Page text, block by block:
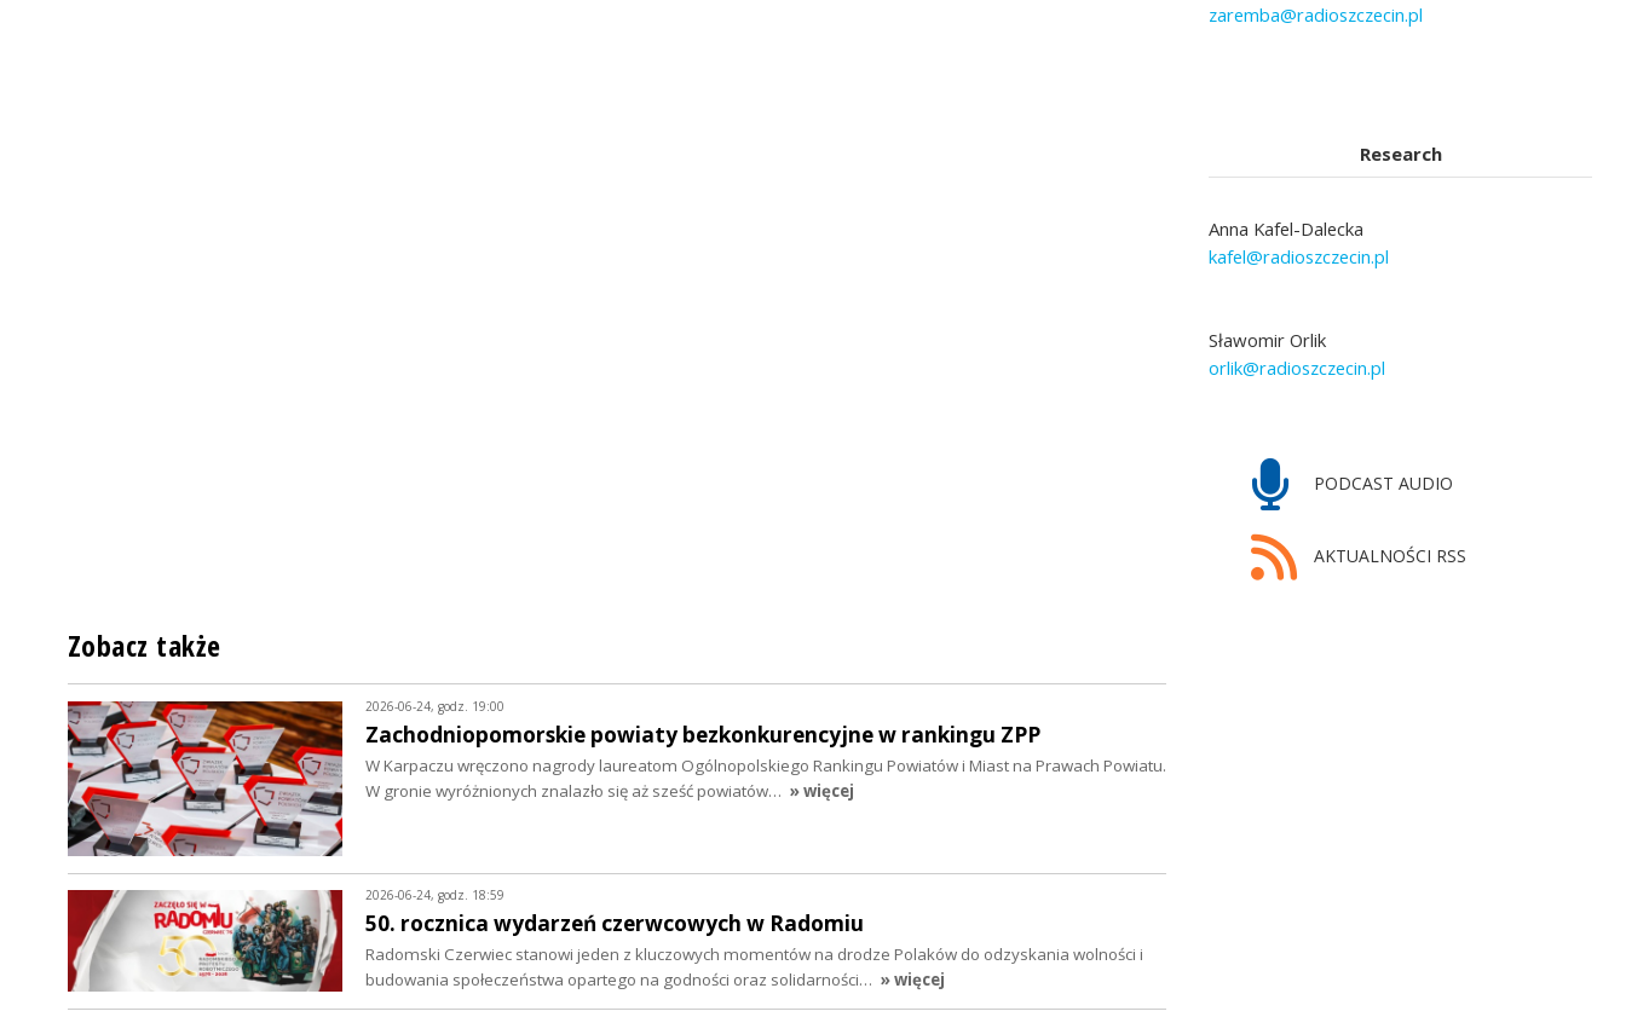
zaremba@radioszczecin.pl
Research
Anna Kafel-Dalecka
kafel@radioszczecin.pl
Sławomir Orlik
orlik@radioszczecin.pl
PODCAST AUDIO
AKTUALNOŚCI RSS
Zobacz także
2026-06-24, godz. 19:00
Zachodniopomorskie powiaty bezkonkurencyjne w rankingu ZPP
W Karpaczu wręczono nagrody laureatom Ogólnopolskiego Rankingu Powiatów i Miast na Prawach Powiatu.
W gronie wyróżnionych znalazło się aż sześć powiatów… » więcej
2026-06-24, godz. 18:59
50. rocznica wydarzeń czerwcowych w Radomiu
Radomski Czerwiec stanowi jeden z kluczowych momentów na drodze Polaków do odzyskania wolności i
budowania społeczeństwa opartego na godności oraz solidarności… » więcej